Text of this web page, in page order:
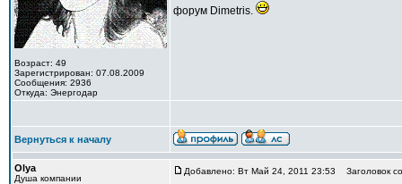
Возраст: 49
Зарегистрирован: 07.08.2009
Сообщения: 2936
Откуда: Энергодар
форум Dimetris.
Вернуться к началу
Olya
Душа компании
Добавлено: Вт Май 24, 2011 23:53 Заголовок